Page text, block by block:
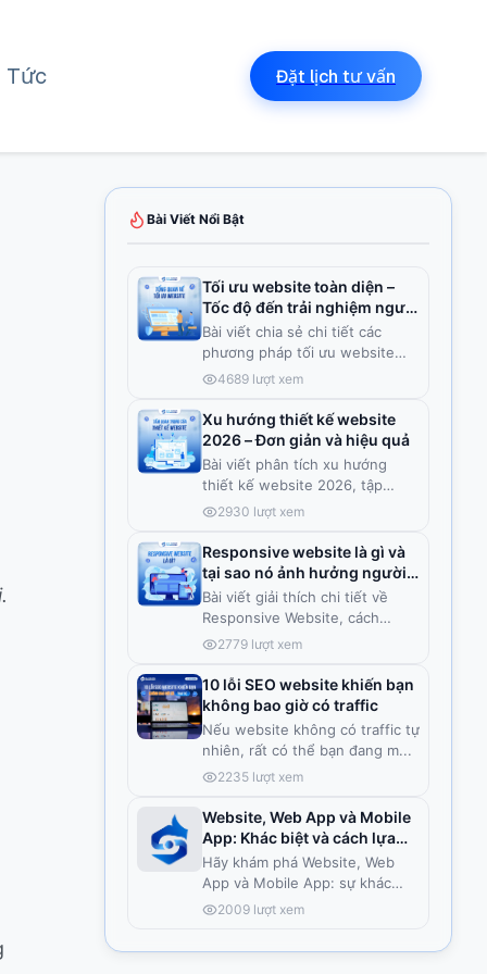
Tức Đặt lịch tư vấn
Bài Viết Nổi Bật
Tối ưu website toàn diện –
Tốc độ đến trải nghiệm người
dùng
Bài viết chia sẻ chi tiết các
phương pháp tối ưu website
toà...
4689 lượt xem
Xu hướng thiết kế website
2026 – Đơn giản và hiệu quả
Bài viết phân tích xu hướng
thiết kế website 2026, tập
trung...
2930 lượt xem
Responsive website là gì và
tại sao nó ảnh hưởng người
dùng?
Bài viết giải thích chi tiết về
Responsive Website, cách
hoạ...
2779 lượt xem
10 lỗi SEO website khiến bạn
không bao giờ có traffic
Nếu website không có traffic tự
nhiên, rất có thể bạn đang m...
2235 lượt xem
Website, Web App và Mobile
App: Khác biệt và cách lựa
chọn
Hãy khám phá Website, Web
App và Mobile App: sự khác
biệt, ư...
2009 lượt xem